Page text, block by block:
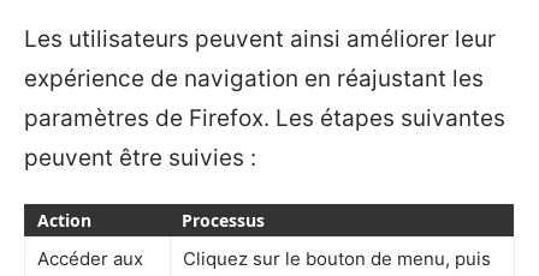
Les utilisateurs peuvent ainsi améliorer leur
expérience de navigation en réajustant les
paramètres de Firefox. Les étapes suivantes
peuvent être suivies :
Action
Processus
Accéder aux
Cliquez sur le bouton de menu, puis